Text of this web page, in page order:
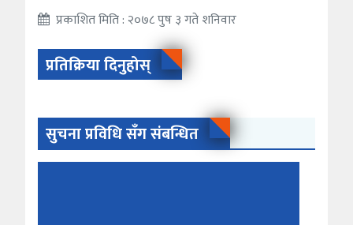
प्रकाशित मिति : २०७८ पुष ३ गते शनिवार
प्रतिक्रिया दिनुहोस्
सुचना प्रविधि सँग संबन्धित